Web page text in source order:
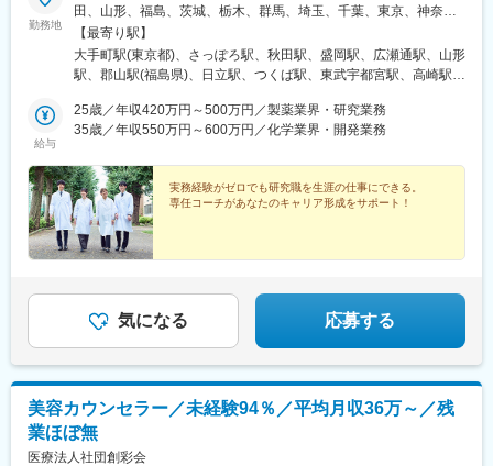
勤務地
田、山形、福島、茨城、栃木、群馬、埼玉、千葉、東京、神奈
川、新潟、長野、富山、石川、福井、山梨、岐阜、静岡、愛知、
三重、滋賀、京都、大阪、兵庫、奈良、和歌山、岡山、広島、山
口、徳島、香川、愛媛、高知、福岡、佐賀、長崎、熊本、大分、
定：ご自宅から90分以内の就業先・エリア限定：下記エリア内の
就業先。エリア内での転居を伴う場合あり・全国：全国の中でス
の区分★東北エリア…青森、岩手、宮城、秋田、山形、福島北関
東エリア…茨木、栃木、群馬、埼玉、東京南関東エリア…東京、
神奈川、千葉甲信越エリア…山梨、長野、新潟、東京東海エリ
ア…静岡、愛知、岐阜、三重北陸エリア…富山、石川、福井関西
エリア…滋賀、京都、大阪、兵庫、奈良、和歌山中四国エリア…
【最寄り駅】
大手町駅(東京都)、さっぽろ駅、秋田駅、盛岡駅、広瀬通駅、山形
駅、郡山駅(福島県)、日立駅、つくば駅、東武宇都宮駅、高崎駅、
井駅、勝どき駅、根津駅、立川北駅、町田駅、川崎駅、みなとみ
らい駅、平塚駅、新潟駅、春日山駅、甲府駅、沼津駅、静岡駅、
町駅、あすなろう四日市駅、彦根駅、草津駅(滋賀県)、烏丸駅、茨
木駅、千里中央駅(大阪モノレール)、大阪駅、三田駅(兵庫県)、三
宮・花時計前駅、西神中央駅、明石駅、加古川駅、岡山駅前駅、
倉敷駅、福山駅、八丁堀駅(広島県)、徳山駅、徳島駅、新居浜駅、
小倉駅(福岡県)、天神駅、大分駅、熊本城・市役所前駅、宮崎駅、
葉駅、東大前駅、立川駅、京急川崎駅、日吉町駅、新浜松駅、新
豊田駅、近鉄名古屋駅、電気ビル前駅、足羽山公園口駅、近鉄四
日市駅、四条駅(京都市営)、千里中央駅(北大阪急行)、西梅田駅、
旧居留地・大丸前駅、山陽明石駅、田町駅(岡山県)、胡町駅、眉山
ロープウェイ山麓駅、平和通駅、西鉄福岡駅、花畑町駅、高見橋
駅、二重橋前駅、大通駅、仙台駅、千葉中央駅、立川南駅、桜木
町駅、新静岡駅、浜松駅、名鉄名古屋駅、電鉄富山駅・エスタ前
駅、仁愛女子高校駅、四日市駅、京都河原町駅、大阪梅田駅(阪神
線)、貿易センター駅、西新町駅、新西大寺町筋駅、立町駅、天神
給与
25歳／年収420万円～500万円／製薬業界・研究業務
35歳／年収550万円～600万円／化学業界・開発業務
実務経験がゼロでも研究職を生涯の仕事にできる。
専任コーチがあなたのキャリア形成をサポート！
気になる 応募する
美容カウンセラー／未経験94％／平均月収36万～／残
業ほぼ無
医療法人社団創彩会